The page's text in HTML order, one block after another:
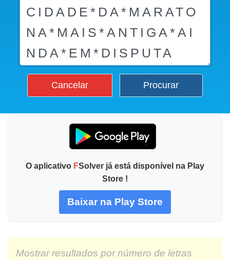
Cancelar Procurar
O aplicativo FSolver já está disponível na Play
Store !
Baixar na Play Store
Mostrar resultados por número de letras